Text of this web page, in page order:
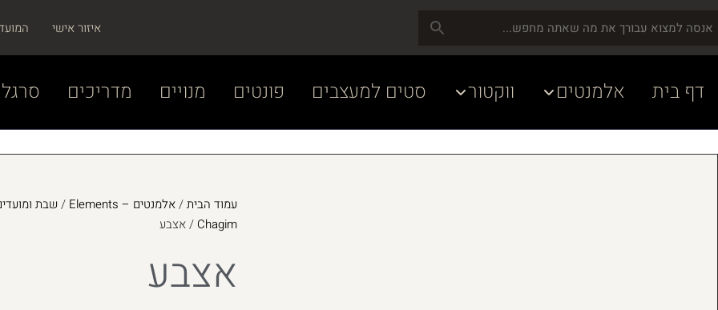
איזור אישי
דף בית אלמנטים ווקטור סטים למעצבים פונטים מנויים מדריכים
עמוד הבית/אלמנטים – Elements /
Chagim / אצבע
אצבע